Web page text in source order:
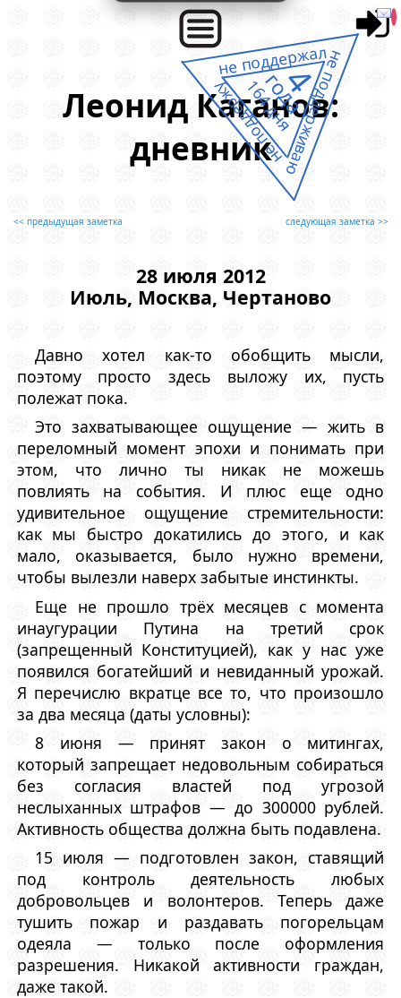
Леонид Каганов:
дневник
<< предыдущая заметка следующая заметка >>
28 июля 2012
Июль, Москва, Чертаново
Давно хотел как-то обобщить мысли,
поэтому просто здесь выложу их, пусть
полежат пока.
Это захватывающее ощущение — жить в
переломный момент эпохи и понимать при
этом, что лично ты никак не можешь
повлиять на события. И плюс еще одно
удивительное ощущение стремительности:
как мы быстро докатились до этого, и как
мало, оказывается, было нужно времени,
чтобы вылезли наверх забытые инстинкты.
Еще не прошло трёх месяцев с момента
инаугурации Путина на третий срок
(запрещенный Конституцией), как у нас уже
появился богатейший и невиданный урожай.
Я перечислю вкратце все то, что произошло
за два месяца (даты условны):
8 июня — принят закон о митингах,
который запрещает недовольным собираться
без согласия властей под угрозой
неслыханных штрафов — до 300000 рублей.
Активность общества должна быть подавлена.
15 июля — подготовлен закон, ставящий
под контроль деятельность любых
добровольцев и волонтеров. Теперь даже
тушить пожар и раздавать погорельцам
одеяла — только после оформления
разрешения. Никакой активности граждан,
даже такой.
не поддержал
не поддерживаю
не поддержу4
года
164 дня